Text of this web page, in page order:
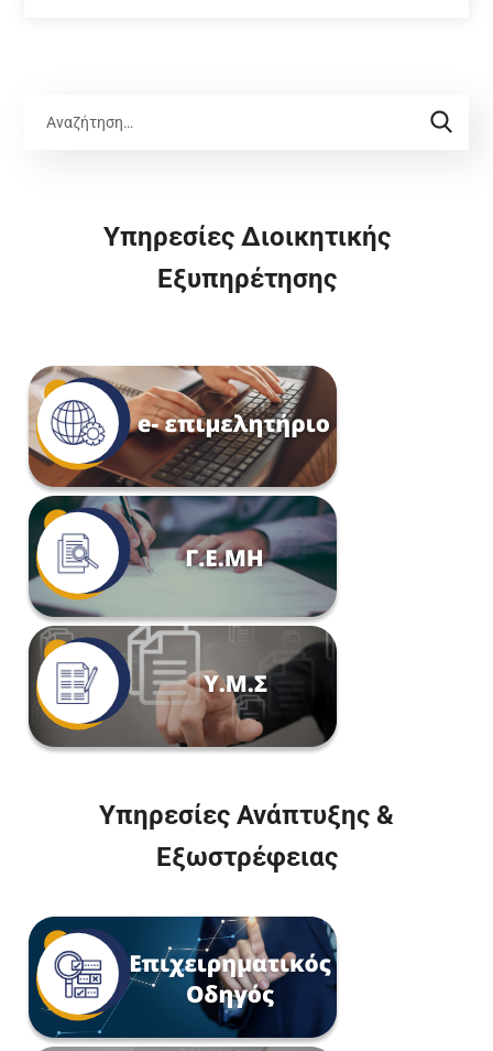
Υπηρεσίες Διοικητικής
Εξυπηρέτησης
Υπηρεσίες Ανάπτυξης &
Εξωστρέφειας